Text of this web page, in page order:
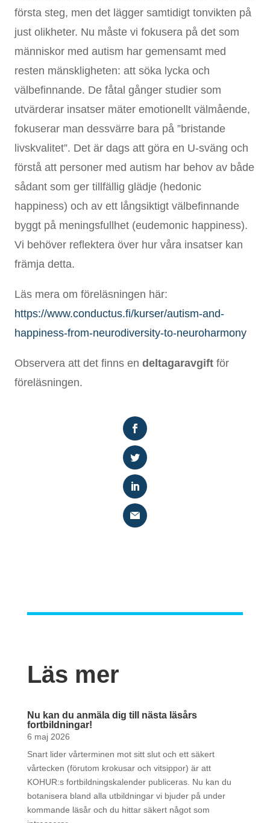
första steg, men det lägger samtidigt tonvikten på
just olikheter. Nu måste vi fokusera på det som
människor med autism har gemensamt med
resten mänskligheten: att söka lycka och
välbefinnande. De fåtal gånger studier som
utvärderar insatser mäter emotionellt välmående,
fokuserar man dessvärre bara på ”bristande
livskvalitet”. Det är dags att göra en U-sväng och
förstå att personer med autism har behov av både
sådant som ger tillfällig glädje (hedonic
happiness) och av ett långsiktigt välbefinnande
byggt på meningsfullhet (eudemonic happiness).
Vi behöver reflektera över hur våra insatser kan
främja detta.
Läs mera om föreläsningen här:
https://www.conductus.fi/kurser/autism-and-
happiness-from-neurodiversity-to-neuroharmony
Observera att det finns en deltagaravgift för
föreläsningen.
Läs mer
Nu kan du anmäla dig till nästa läsårs
fortbildningar!
6 maj 2026
Snart lider vårterminen mot sitt slut och ett säkert
vårtecken (förutom krokusar och vitsippor) är att
KOHUR:s fortbildningskalender publiceras. Nu kan du
botanisera bland alla utbildningar vi bjuder på under
kommande läsår och du hittar säkert något som